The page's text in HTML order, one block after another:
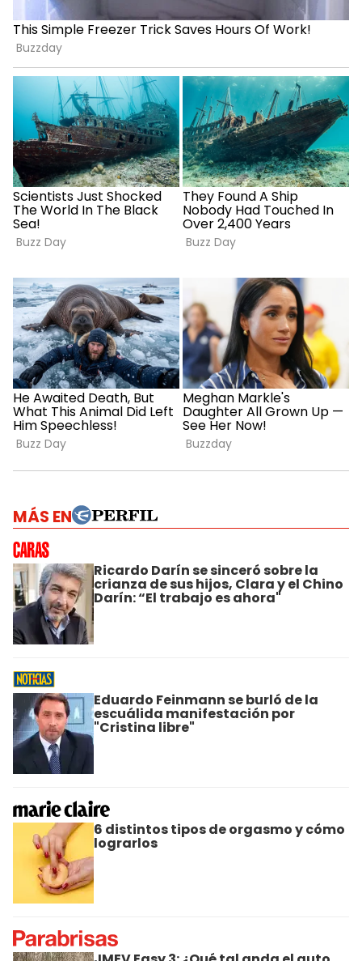
MÁS EN
Ricardo Darín se sinceró sobre la
crianza de sus hijos, Clara y el Chino
Darín: “El trabajo es ahora"
Eduardo Feinmann se burló de la
escuálida manifestación por
"Cristina libre"
6 distintos tipos de orgasmo y cómo
lograrlos